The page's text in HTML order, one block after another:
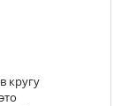
кругу